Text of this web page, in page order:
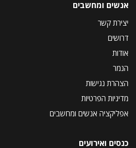
אנשים ומחשבים
יצירת קשר
דרושים
אודות
הנמר
הצהרת נגישות
מדיניות הפרטיות
אפליקציה אנשים ומחשבים
כנסים ואירועים